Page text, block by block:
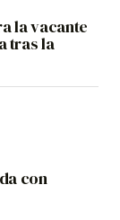
la vacante
tras la
con